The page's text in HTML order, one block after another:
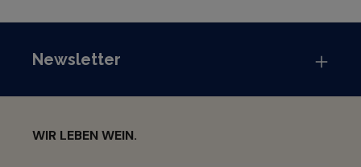
Newsletter
WIR LEBEN WEIN.